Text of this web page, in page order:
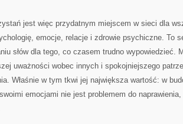
jest więc przydatnym miejscem w sieci dla
emocje, relacje i zdrowie psychiczne. To
słów dla tego, co czasem trudno wypowiedzieć.
uważności wobec innych i spokojniejszego
Właśnie w tym tkwi jej największa wartość: w
emocjami nie jest problemem do